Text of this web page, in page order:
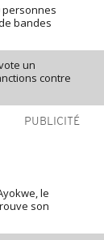
personnes
bandes
un
contre
PUBLICITÉ
le
son